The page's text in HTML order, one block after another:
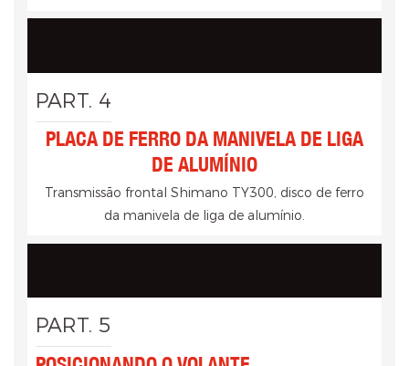
PART. 4
PLACA DE FERRO DA MANIVELA DE LIGA
DE ALUMÍNIO
Transmissão frontal Shimano TY300, disco de ferro
da manivela de liga de alumínio.
PART. 5